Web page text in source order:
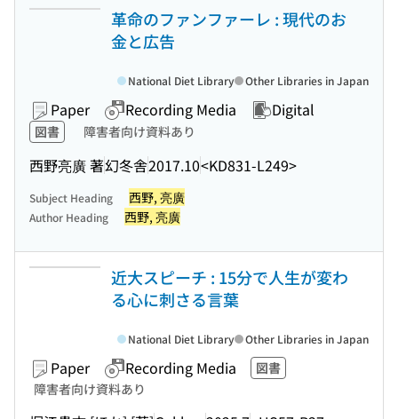
革命のファンファーレ : 現代のお
金と広告
Paper Recording Media Digital
図書 障害者向け資料あり
西野亮廣 著幻冬舎2017.10<KD831-L249>
National Diet Library Other Libraries in Japan
Subject Heading 西野, 亮廣
Author Heading 西野, 亮廣
近大スピーチ : 15分で人生が変わ
る心に刺さる言葉
Paper Recording Media
図書
障害者向け資料あり
National Diet Library Other Libraries in Japan